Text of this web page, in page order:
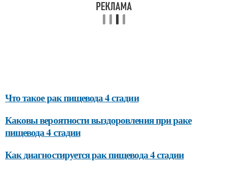
Что такое рак пищевода 4 стадии
Каковы вероятности выздоровления при раке
пищевода 4 стадии
Как диагностируется рак пищевода 4 стадии